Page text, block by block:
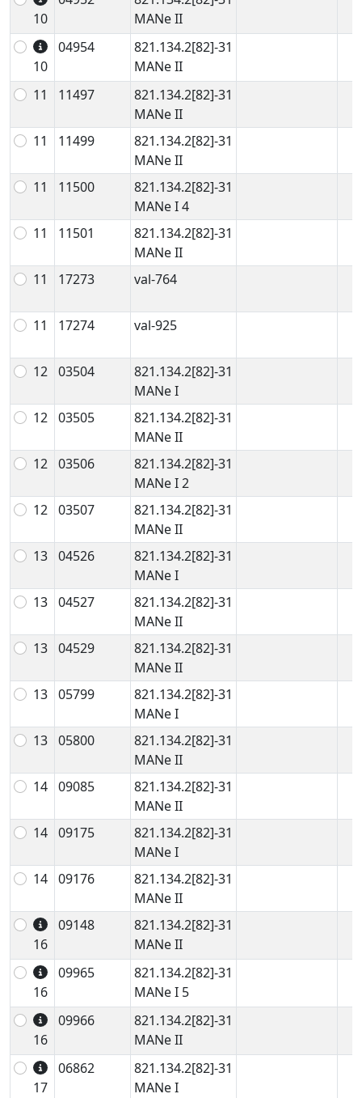
10
MANe II
10
04954
821.134.2[82]-31
MANe II
11
11497
821.134.2[82]-31
MANe II
11
11499
821.134.2[82]-31
MANe II
11
11500
821.134.2[82]-31
MANe I 4
11
11501
821.134.2[82]-31
MANe II
11
17273 val-764
11 17274 val-925
12 03504
821.134.2[82]-31
MANe I
12 03505
821.134.2[82]-31
MANe II
12 03506
821.134.2[82]-31
MANe I 2
12 03507
821.134.2[82]-31
MANe II
13 04526
821.134.2[82]-31
MANe I
13 04527
821.134.2[82]-31
MANe II
13 04529
821.134.2[82]-31
MANe II
13 05799
821.134.2[82]-31
MANe I
13 05800
821.134.2[82]-31
MANe II
14 09085
821.134.2[82]-31
MANe II
14 09175
821.134.2[82]-31
MANe I
14 09176
821.134.2[82]-31
MANe II
16
09148
821.134.2[82]-31
MANe II
16
09965
821.134.2[82]-31
MANe I 5
16
09966
821.134.2[82]-31
MANe II
17
06862
821.134.2[82]-31
MANe I